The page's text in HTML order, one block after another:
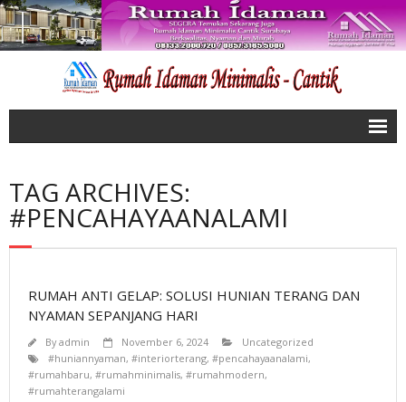
Artikel
Tentang Kami
- Wonorejo Indah Rungkut
- Medokan Ayu Rungkut
- Graha Juanda
TAG ARCHIVES:
#PENCAHAYAANALAMI
RUMAH ANTI GELAP: SOLUSI HUNIAN TERANG DAN
NYAMAN SEPANJANG HARI
Byadmin November 6, 2024
Uncategorized
#huniannyaman, #interiorterang, #pencahayaanalami,
#rumahbaru, #rumahminimalis, #rumahmodern,
#rumahterangalami